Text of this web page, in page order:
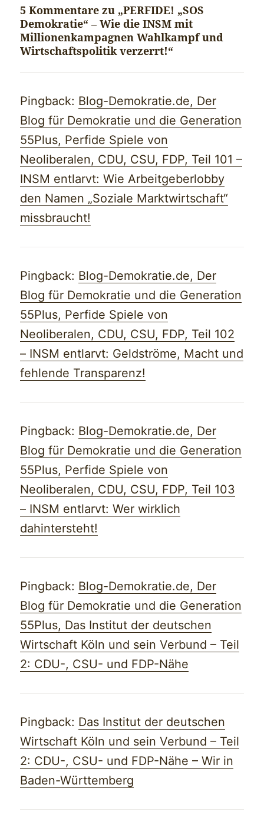
5 Kommentare zu „PERFIDE! „SOS
Demokratie“ – Wie die INSM mit
Millionenkampagnen Wahlkampf und
Wirtschaftspolitik verzerrt!“
Pingback: Blog-Demokratie.de, Der
Blog für Demokratie und die Generation
55Plus, Perfide Spiele von
Neoliberalen, CDU, CSU, FDP, Teil 101 –
INSM entlarvt: Wie Arbeitgeberlobby
den Namen „Soziale Marktwirtschaft“
missbraucht!
Pingback: Blog-Demokratie.de, Der
Blog für Demokratie und die Generation
55Plus, Perfide Spiele von
Neoliberalen, CDU, CSU, FDP, Teil 102
– INSM entlarvt: Geldströme, Macht und
fehlende Transparenz!
Pingback: Blog-Demokratie.de, Der
Blog für Demokratie und die Generation
55Plus, Perfide Spiele von
Neoliberalen, CDU, CSU, FDP, Teil 103
– INSM entlarvt: Wer wirklich
dahintersteht!
Pingback: Blog-Demokratie.de, Der
Blog für Demokratie und die Generation
55Plus, Das Institut der deutschen
Wirtschaft Köln und sein Verbund – Teil
2: CDU-, CSU- und FDP-Nähe
Pingback: Das Institut der deutschen
Wirtschaft Köln und sein Verbund – Teil
2: CDU-, CSU- und FDP-Nähe – Wir in
Baden-Württemberg